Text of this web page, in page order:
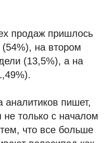
продаж пришлось
на втором
(13,5%), а на
пишет,
не только с началом
что все больше